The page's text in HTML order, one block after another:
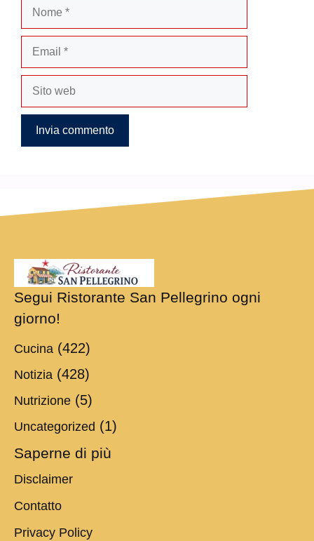
Segui Ristorante San Pellegrino ogni
giorno!
Cucina (422)
Notizia (428)
Nutrizione (5)
Uncategorized (1)
Saperne di più
Disclaimer
Contatto
Privacy Policy